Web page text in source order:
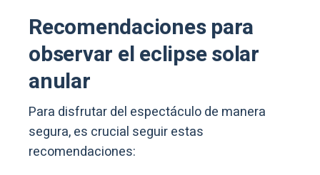
Recomendaciones para
observar el eclipse solar
anular
Para disfrutar del espectáculo de manera
segura, es crucial seguir estas
recomendaciones: